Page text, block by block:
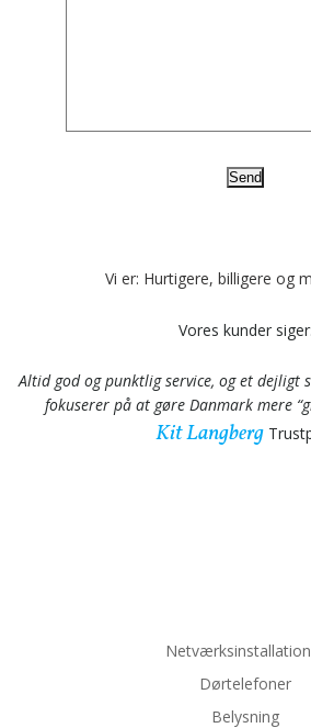
Vi er: Hurtigere, billigere og
Vores kunder siger:
Altid god og punktlig service, og et dejligt
fokuserer på at gøre Danmark mere
Kit Langberg
Dørtelefoner
Belysning